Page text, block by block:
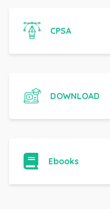
CPSA
DOWNLOAD
Ebooks